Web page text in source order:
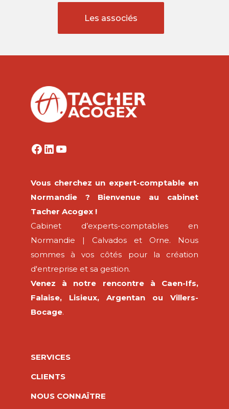
Les associés
Vous cherchez un expert-comptable en
Normandie ? Bienvenue au cabinet
Tacher Acogex !
Cabinet d’experts-comptables en
Normandie | Calvados et Orne. Nous
sommes à vos côtés pour la création
d'entreprise et sa gestion.
Venez à notre rencontre à Caen-Ifs,
Falaise, Lisieux, Argentan ou Villers-
Bocage.
SERVICES
CLIENTS
NOUS CONNAÎTRE